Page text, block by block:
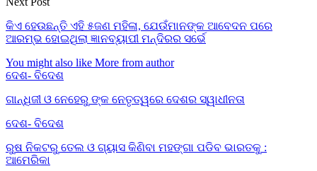
କିଏ ହେଉଛନ୍ତି ଏହି ୫ଜଣ ମହିଳା, ଯେଉଁମାନଙ୍କ ଆବେଦନ ପରେ
ଆରମ୍ଭ ହୋଇଥିଲା ଜ୍ଞାନବ୍ୟାପୀ ମନ୍ଦିରର ସର୍ଭେ
You might also like More from author
ଦେଶ- ବିଦେଶ
ଗାନ୍ଧିଜୀ ଓ ନେହେରୁ ଙ୍କ ନେତୃତ୍ୱରେ ଦେଶର ସ୍ୱାଧୀନତା
ଦେଶ- ବିଦେଶ
ରୁଷ ନିକଟରୁ ତେଲ ଓ ଗ୍ୟାସ କିଣିବା ମହଙ୍ଗା ପଡିବ ଭାରତକୁ :
ଆମେରିକା